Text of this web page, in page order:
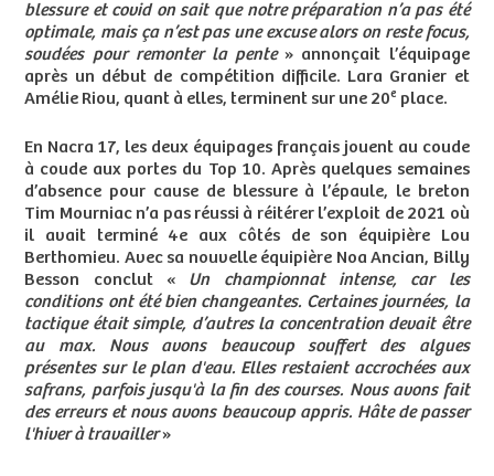
blessure et covid on sait que notre préparation n’a pas été
optimale, mais ça n’est pas une excuse alors on reste focus,
soudées pour remonter la pente» annonçait l’équipage
après un début de compétition difficile. Lara Granier et
Amélie Riou, quant à elles, terminent sur une 20e place.
En Nacra 17, les deux équipages français jouent au coude
à coude aux portes du Top 10. Après quelques semaines
d’absence pour cause de blessure à l’épaule, le breton
Tim Mourniac n’a pas réussi à réitérer l’exploit de 2021 où
il avait terminé 4e aux côtés de son équipière Lou
Berthomieu. Avec sa nouvelle équipière Noa Ancian, Billy
Besson conclut « Un championnat intense, car les
conditions ont été bien changeantes. Certaines journées, la
tactique était simple, d’autres la concentration devait être
au max. Nous avons beaucoup souffert des algues
présentes sur le plan d'eau. Elles restaient accrochées aux
safrans, parfois jusqu'à la fin des courses. Nous avons fait
des erreurs et nous avons beaucoup appris. Hâte de passer
l'hiver à travailler»